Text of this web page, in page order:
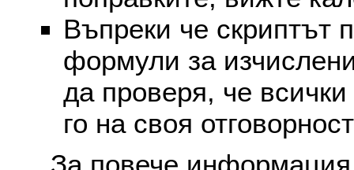
Въпреки че скриптът
формули за
да проверя, че
го на своя